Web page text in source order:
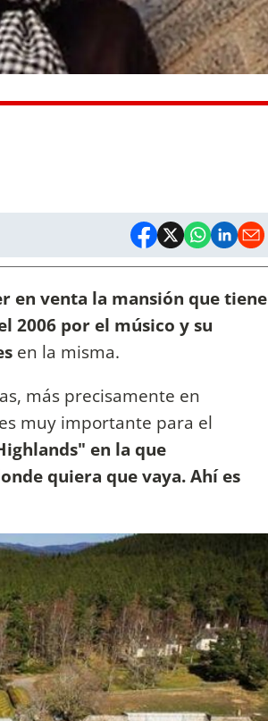
en venta la mansión que tiene
2006 por el músico y su
en la misma.
más precisamente en
muy importante para el
en la que
quiera que vaya. Ahí es